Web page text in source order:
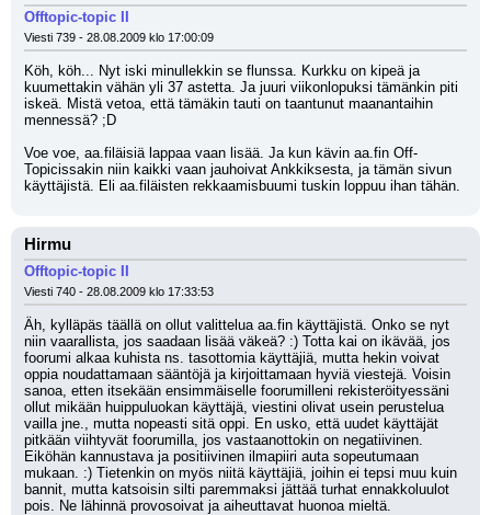
Offtopic-topic II
Viesti 739 - 28.08.2009 klo 17:00:09
Köh, köh... Nyt iski minullekkin se flunssa. Kurkku on kipeä ja
kuumettakin vähän yli 37 astetta. Ja juuri viikonlopuksi tämänkin piti
iskeä. Mistä vetoa, että tämäkin tauti on taantunut maanantaihin
mennessä? ;D
Voe voe, aa.filäisiä lappaa vaan lisää. Ja kun kävin aa.fin Off-
Topicissakin niin kaikki vaan jauhoivat Ankkiksesta, ja tämän sivun
käyttäjistä. Eli aa.filäisten rekkaamisbuumi tuskin loppuu ihan tähän.
Hirmu
Offtopic-topic II
Viesti 740 - 28.08.2009 klo 17:33:53
Äh, kylläpäs täällä on ollut valittelua aa.fin käyttäjistä. Onko se nyt
niin vaarallista, jos saadaan lisää väkeä? :) Totta kai on ikävää, jos
foorumi alkaa kuhista ns. tasottomia käyttäjiä, mutta hekin voivat
oppia noudattamaan sääntöjä ja kirjoittamaan hyviä viestejä. Voisin
sanoa, etten itsekään ensimmäiselle foorumilleni rekisteröityessäni
ollut mikään huippuluokan käyttäjä, viestini olivat usein perustelua
vailla jne., mutta nopeasti sitä oppi. En usko, että uudet käyttäjät
pitkään viihtyvät foorumilla, jos vastaanottokin on negatiivinen.
Eiköhän kannustava ja positiivinen ilmapiiri auta sopeutumaan
mukaan. :) Tietenkin on myös niitä käyttäjiä, joihin ei tepsi muu kuin
bannit, mutta katsoisin silti paremmaksi jättää turhat ennakkoluulot
pois. Ne lähinnä provosoivat ja aiheuttavat huonoa mieltä.